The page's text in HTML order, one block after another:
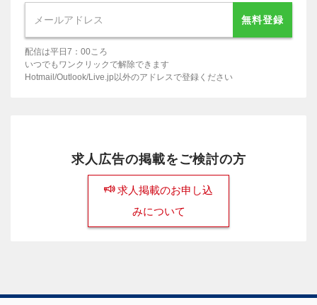
無料登録
配信は平日7：00ころ
いつでもワンクリックで解除できます
Hotmail/Outlook/Live.jp以外のアドレスで登録ください
求人広告の掲載をご検討の方
求人掲載のお申し込
みについて